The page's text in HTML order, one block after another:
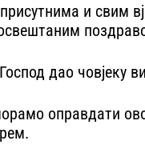
и свим
дао човјеку
оправдати